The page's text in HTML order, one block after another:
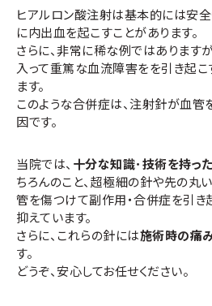
ヒアルロン酸注射は基本的には安
に内出血を起こすことがあります。
さらに、非常に稀な例ではあります
入って重篤な血流障害をを引き起
ます。
このような合併症は、注射針が血管
因です。
当院では、 十分な知識･技術を持っ
ちろんのこと、超極細の針や先の丸
管を傷つけて副作用・合併症を引き
抑えています。
さらに、これらの針には施術時の痛
す。
どうぞ、安心してお任せください。